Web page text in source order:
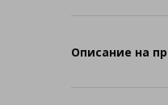
Описание на